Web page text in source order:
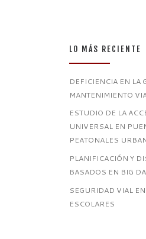
LO MÁS RECIENTE
DEFICIENCIA EN LA
MANTENIMIENTO
ESTUDIO DE LA
UNIVERSAL EN
PEATONALES
PLANIFICACIÓN Y
BASADOS EN BIG
SEGURIDAD VIAL
ESCOLARES